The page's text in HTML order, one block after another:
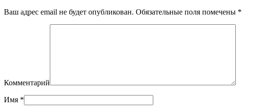
Ваш адрес email не будет опубликован. Обязательные поля помечены *
Комментарий
Имя *